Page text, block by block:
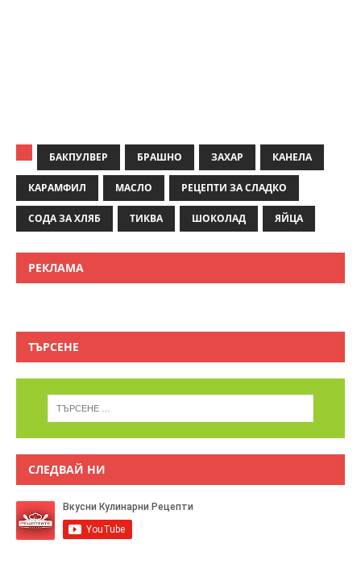
БАКПУЛВЕР БРАШНО ЗАХАР КАНЕЛА
КАРАМФИЛ МАСЛО РЕЦЕПТИ ЗА СЛАДКО
СОДА ЗА ХЛЯБ ТИКВА ШОКОЛАД ЯЙЦА
РЕКЛАМА
ТЪРСЕНЕ
СЛЕДВАЙ НИ